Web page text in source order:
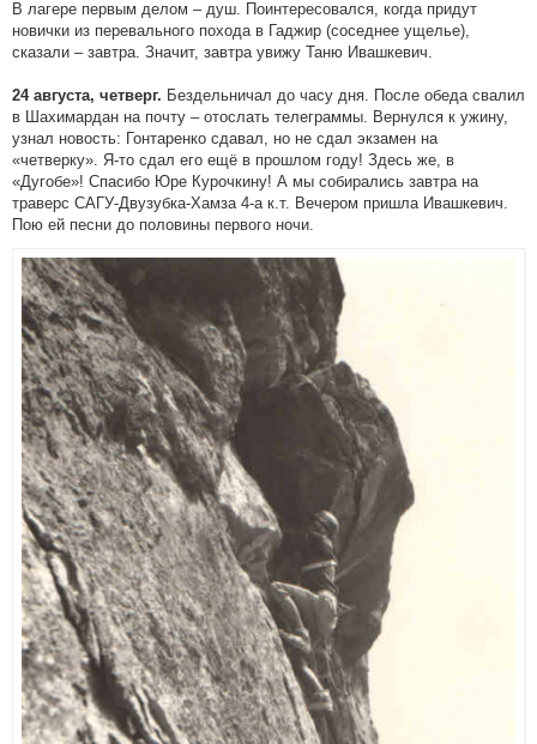
В лагере первым делом – душ. Поинтересовался, когда придут
новички из перевального похода в Гаджир (соседнее ущелье),
сказали – завтра. Значит, завтра увижу Таню Ивашкевич.
24 августа, четверг. Бездельничал до часу дня. После обеда свалил
в Шахимардан на почту – отослать телеграммы. Вернулся к ужину,
узнал новость: Гонтаренко сдавал, но не сдал экзамен на
«четверку». Я-то сдал его ещё в прошлом году! Здесь же, в
«Дугобе»! Спасибо Юре Курочкину! А мы собирались завтра на
траверс САГУ-Двузубка-Хамза 4-а к.т. Вечером пришла Ивашкевич.
Пою ей песни до половины первого ночи.